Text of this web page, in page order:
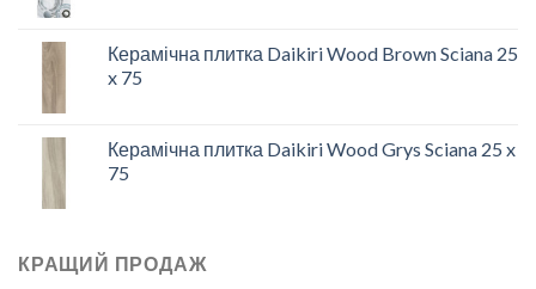
Керамічна плитка Daikiri Wood Brown Sciana 25
x 75
Керамічна плитка Daikiri Wood Grys Sciana 25 x
75
КРАЩИЙ ПРОДАЖ